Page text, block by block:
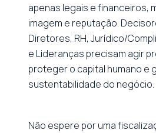
apenas legais e financeiros,
imagem e reputação.
Diretores, RH, Jurídico/
e Lideranças precisam agir
proteger o capital humano e
sustentabilidade do negócio.
Não espere por uma